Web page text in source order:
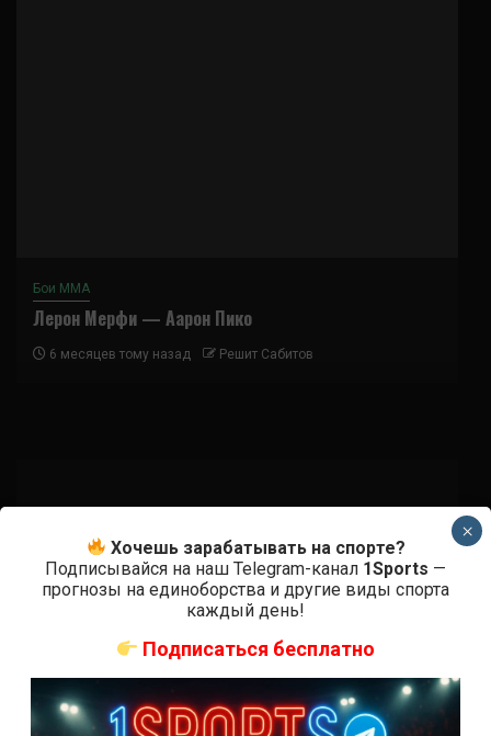
Бои ММА
Лерон Мерфи — Аарон Пико
6 месяцев тому назад Решит Сабитов
Хочешь зарабатывать на спорте?
Подписывайся на наш Telegram-канал 1Sports —
прогнозы на единоборства и другие виды спорта
каждый день!
Подписаться бесплатно
×